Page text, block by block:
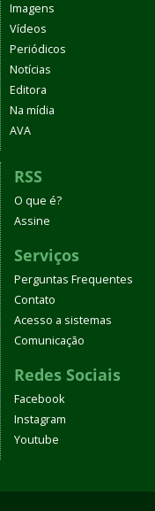
Imagens
Vídeos
Periódicos
Notícias
Editora
Na mídia
AVA
RSS
O que é?
Assine
Serviços
Perguntas Frequentes
Contato
Acesso a sistemas
Comunicação
Redes Sociais
Facebook
Instagram
Youtube